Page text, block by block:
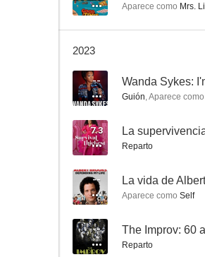
6.9
Río
Aparece como Mrs.
2023
-- Wanda Sykes:
Guión,Aparece como
7.3
Reparto
-- La vida de
Aparece como Self
-- The Improv: 60
Reparto